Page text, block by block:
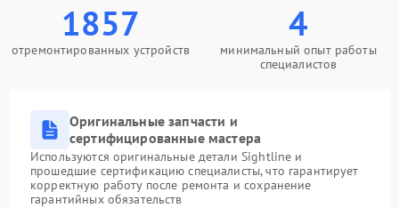
1857
отремонтированных устройств
4
минимальный опыт работы
специалистов
Оригинальные запчасти и
сертифицированные мастера
Используются оригинальные детали Sightline и
прошедшие сертификацию специалисты, что гарантирует
корректную работу после ремонта и сохранение
гарантийных обязательств